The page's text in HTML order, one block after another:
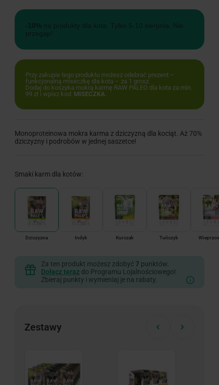
-10% na produkty dla kota. Tylko 5-10 sierpnia. Nie
przegap!
Przy zakupie tego produktu możesz odebrać prezent –
funkcjonalną miseczkę dla kota – za 1 grosz.
Dodaj do koszyka mokrą karmę RAW PALEO dla kota za min.
99 zł i wpisz kod: MISECZKA.
Monoproteinowa mokra karma z dziczyzną dla kociąt. Aż 70%
dziczyzny i podrobów w jednej saszetce!
Smaki karm dla kotów:
Dziczyzna Indyk Kurczak Tuńczyk
Za ten produkt możesz zdobyć 7 punktów.
Dołącz teraz do Programu Lojalnościowego!
Zbieraj punkty i wymieniaj je na rabaty.
Zestawy